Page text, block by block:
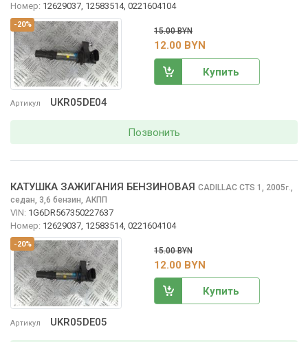
-20%
Артикул UKR05DE04
Номер: 12629037, 12583514, 0221604104
15.00 BYN
12.00 BYN
Купить
Позвонить
-20%
Артикул UKR05DE05
КАТУШКА ЗАЖИГАНИЯ БЕНЗИНОВАЯ CADILLAC CTS 1, 2005г.,
седан, 3,6 бензин, АКПП
VIN: 1G6DR567350227637
Номер: 12629037, 12583514, 0221604104
15.00 BYN
12.00 BYN
Купить